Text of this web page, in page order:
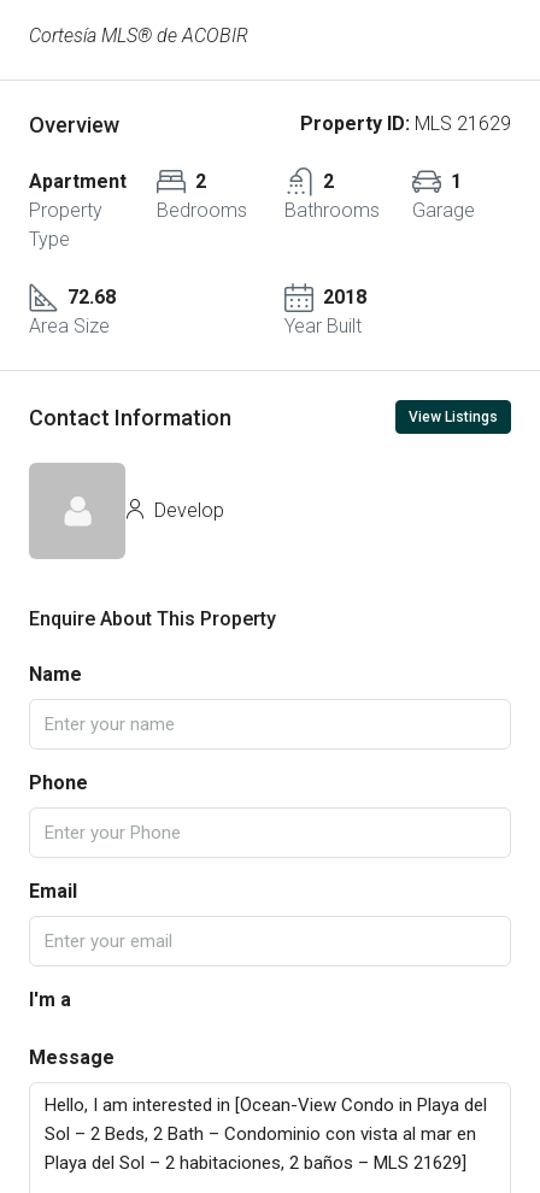
Cortesía MLS® de ACOBIR
Overview Property ID: MLS 21629
Apartment
Property
Type
2
Bedrooms
2
Bathrooms
1
Garage
72.68
Area Size
2018
Year Built
Contact Information View Listings
Develop
Enquire About This Property
Name
Phone
Email
I'm a
Message